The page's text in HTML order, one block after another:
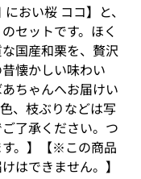
おい桜 ココ】と、
セットです。ほく
国産和栗を、贅沢
懐かしい味わい
ちゃんへお届けい
、枝ぶりなどは写
了承ください。つ
。】【※この商品
はできません。】